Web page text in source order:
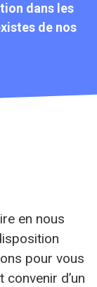
dans les
de nos
en nous
pour vous
d’un